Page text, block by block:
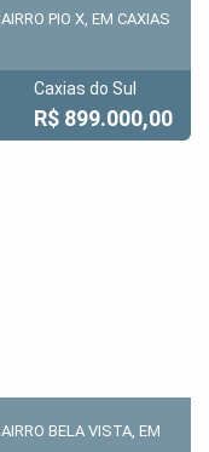
PIO X, EM CAXIAS
Caxias do Sul
R$ 899.000,00
BELA VISTA, EM